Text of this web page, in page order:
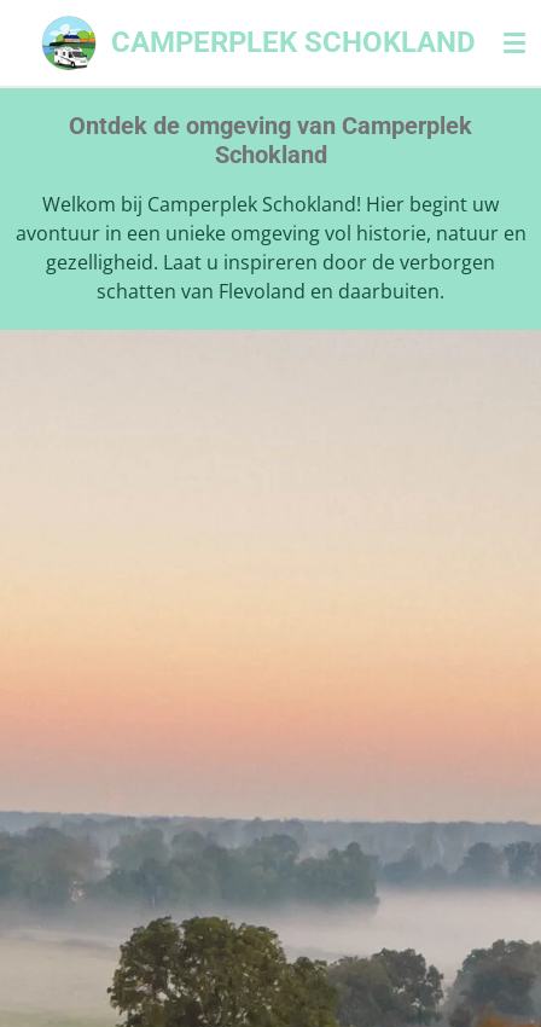
direct
hoofdinhoud
CAMPERPLEK SCHOKLAND
Ontdek de omgeving van Camperplek
Schokland
Welkom bij Camperplek Schokland! Hier begint uw
avontuur in een unieke omgeving vol historie, natuur en
gezelligheid. Laat u inspireren door de verborgen
schatten van Flevoland en daarbuiten.